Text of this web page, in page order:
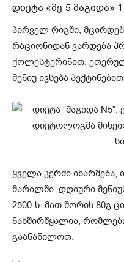
დიეტა «მე-5 მაგიდა»
პირველ რიგში,
რაციონიდან ვარდება
ქოლესტერინით,
მენიუ ივსება
ყველა კერძი იხარშება,
მარილში. დღიური
2500-ს. მათ შორის 80გ
ნახშირწყალია,
გაანაწილოთ.